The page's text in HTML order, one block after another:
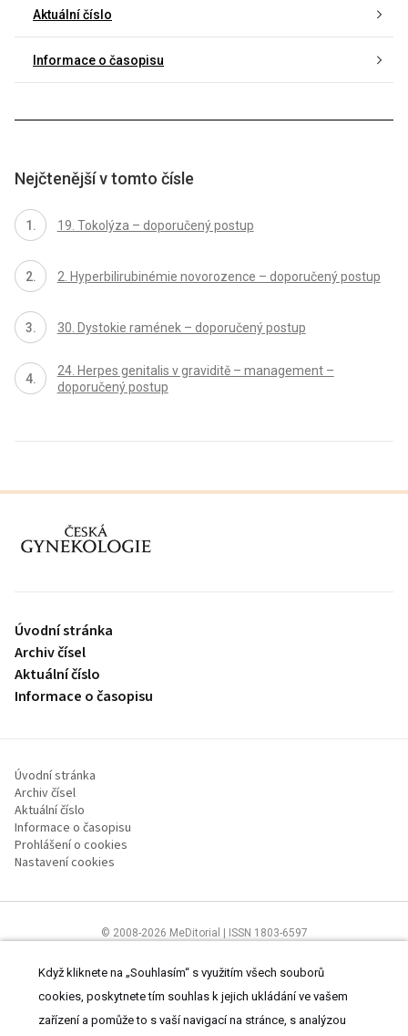
Aktuální číslo
Informace o časopisu
Nejčtenější v tomto čísle
19. Tokolýza – doporučený postup
2. Hyperbilirubinémie novorozence – doporučený postup
30. Dystokie ramének – doporučený postup
24. Herpes genitalis v graviditě – management –
doporučený postup
proLékaře.cz
Úvodní stránka
Archiv čísel
Aktuální číslo
Informace o časopisu
Úvodní stránka
Archiv čísel
Aktuální číslo
Informace o časopisu
Prohlášení o cookies
Nastavení cookies
© 2008-2026 MeDitorial | ISSN 1803-6597
zdravotnictví.Čtěte prohlášeníaZásady zpracování osobních údajů
Když kliknete na „Souhlasím“ s využitím všech souborů
cookies, poskytnete tím souhlas k jejich ukládání ve vašem
zařízení a pomůže to s vaší navigací na stránce, s analýzou